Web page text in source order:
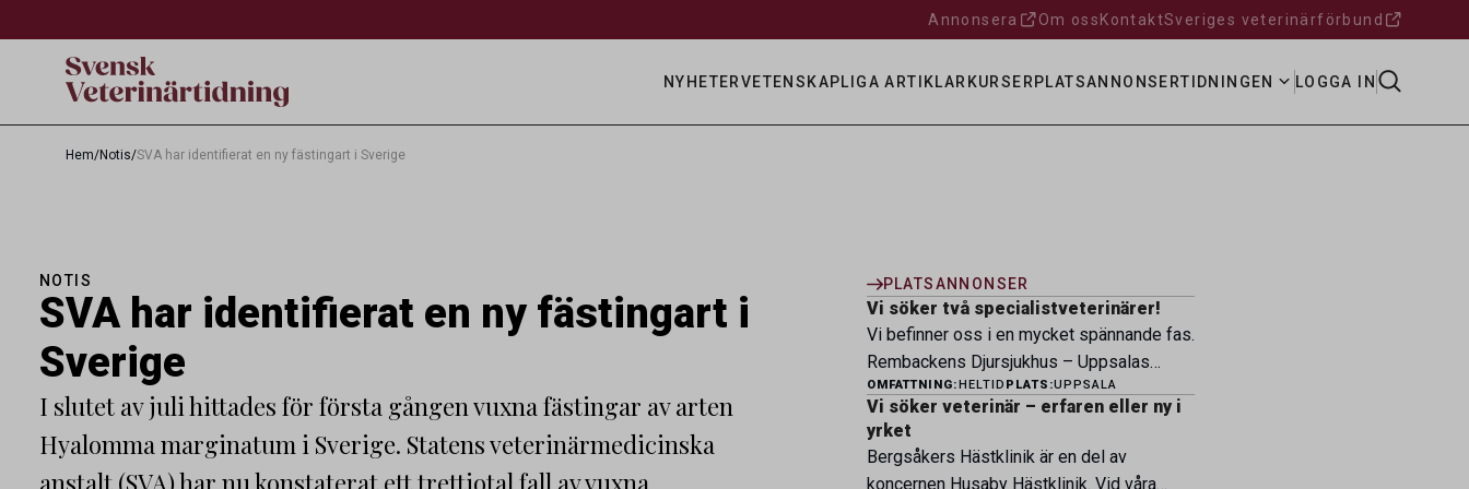
Annonsera Om oss KontaktSveriges veterinärförbund
NYHETERVETENSKAPLIGA ARTIKLAR KURSER PLATSANNONSERTIDNINGEN LOGGA IN
Hem/Notis/SVA har identifierat en ny fästingart i Sverige
NOTIS
SVA har identifierat en ny fästingart i
Sverige
I slutet av juli hittades för första gången vuxna fästingar av arten
Hyalomma marginatum i Sverige. Statens veterinärmedicinska
anstalt (SVA) har nu konstaterat ett trettiotal fall av vuxna
PLATSANNONSER
Vi söker två specialistveterinärer!
Vi befinner oss i en mycket spännande fas.
Rembackens Djursjukhus – Uppsalas
ledande djursjukhus – expanderar nu sin
specialistverksamhet och söker
legitimerade veterinärer med
specialistkompetens som vill vara med
OMFATTNING:HELTID PLATS:UPPSALA
Vi söker veterinär – erfaren eller ny i
yrket
Bergsåkers Hästklinik är en del av
koncernen Husaby Hästklinik. Vid våra